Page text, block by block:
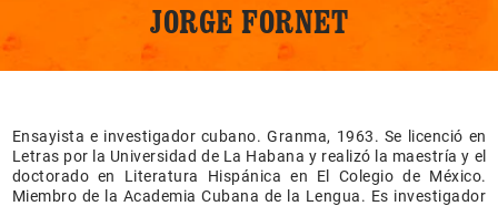
JORGE FORNET
Ensayista e investigador cubano. Granma, 1963. Se licenció en
Letras por la Universidad de La Habana y realizó la maestría y el
doctorado en Literatura Hispánica en El Colegio de México.
Miembro de la Academia Cubana de la Lengua. Es investigador